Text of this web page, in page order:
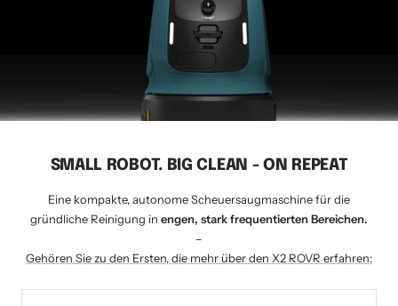
SMALL ROBOT. BIG CLEAN - ON REPEAT
Eine kompakte, autonome Scheuersaugmaschine für die
gründliche Reinigung in engen, stark frequentierten Bereichen.
–
Gehören Sie zu den Ersten, die mehr über den X2 ROVR erfahren:
© 2026 Tavernaro AG - seit 1924